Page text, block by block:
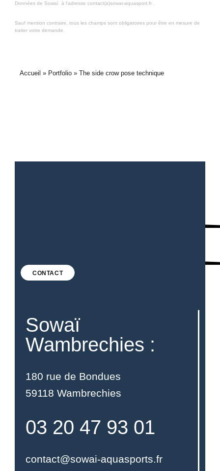
Données de Sowaï à l’adresse contact(a)sowai-aquasport.fr .
Sauf mention contraire, tous les champs sont obligatoires pour être en mesure de
traiter votre demande.
Accueil » Portfolio » The side crow pose technique
CONTACT
Sowaï
Wambrechies :
180 rue de Bondues
59118 Wambrechies
03 20 47 93 01
contact@sowai-aquasports.fr